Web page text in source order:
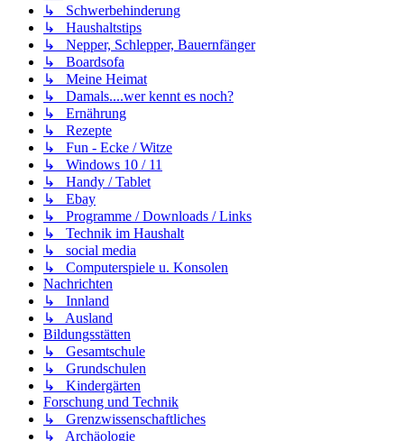
↳ Schwerbehinderung
↳ Haushaltstips
↳ Nepper, Schlepper, Bauernfänger
↳ Boardsofa
↳ Meine Heimat
↳ Damals....wer kennt es noch?
↳ Ernährung
↳ Rezepte
↳ Fun - Ecke / Witze
↳ Windows 10 / 11
↳ Handy / Tablet
↳ Ebay
↳ Programme / Downloads / Links
↳ Technik im Haushalt
↳ social media
↳ Computerspiele u. Konsolen
Nachrichten
↳ Innland
↳ Ausland
Bildungsstätten
↳ Gesamtschule
↳ Grundschulen
↳ Kindergärten
Forschung und Technik
↳ Grenzwissenschaftliches
↳ Archäologie